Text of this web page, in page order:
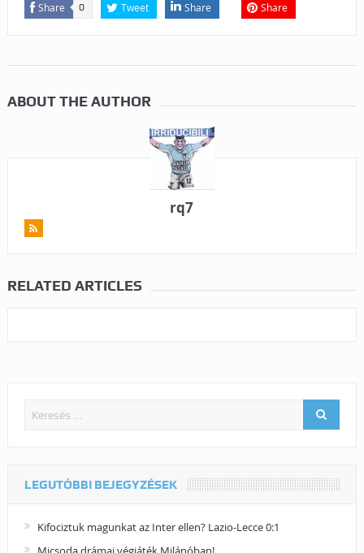
Share 0 Tweet Share Share
ABOUT THE AUTHOR
rq7
RELATED ARTICLES
LEGUTÓBBI BEJEGYZÉSEK
Kifociztuk magunkat az Inter ellen? Lazio-Lecce 0:1